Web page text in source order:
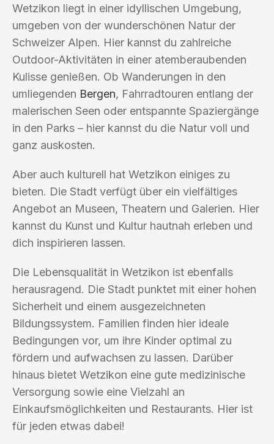
Wetzikon liegt in einer idyllischen Umgebung,
umgeben von der wunderschönen Natur der
Schweizer Alpen. Hier kannst du zahlreiche
Outdoor-Aktivitäten in einer atemberaubenden
Kulisse genießen. Ob Wanderungen in den
umliegenden Bergen, Fahrradtouren entlang der
malerischen Seen oder entspannte Spaziergänge
in den Parks – hier kannst du die Natur voll und
ganz auskosten.
Aber auch kulturell hat Wetzikon einiges zu
bieten. Die Stadt verfügt über ein vielfältiges
Angebot an Museen, Theatern und Galerien. Hier
kannst du Kunst und Kultur hautnah erleben und
dich inspirieren lassen.
Die Lebensqualität in Wetzikon ist ebenfalls
herausragend. Die Stadt punktet mit einer hohen
Sicherheit und einem ausgezeichneten
Bildungssystem. Familien finden hier ideale
Bedingungen vor, um ihre Kinder optimal zu
fördern und aufwachsen zu lassen. Darüber
hinaus bietet Wetzikon eine gute medizinische
Versorgung sowie eine Vielzahl an
Einkaufsmöglichkeiten und Restaurants. Hier ist
für jeden etwas dabei!